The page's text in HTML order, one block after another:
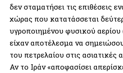
δεν σταματήσει τις επιθέσεις
χώρας που κατατάσσεται
υγροποιημένου φυσικού
είχαν αποτέλεσμα να
του πετρελαίου στις ασιατικές
Αν το Ιράν «αποφασίσει